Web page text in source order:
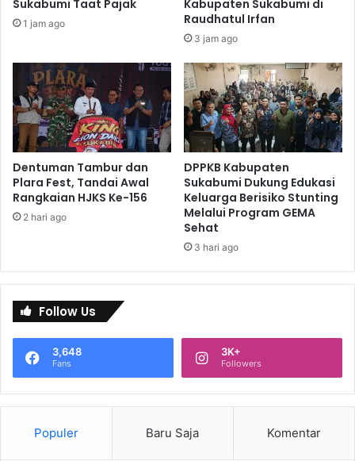
Sukabumi Taat Pajak
1 jam ago
Kabupaten Sukabumi di
Raudhatul Irfan
3 jam ago
Dentuman Tambur dan
Plara Fest, Tandai Awal
Rangkaian HJKS Ke-156
2 hari ago
DPPKB Kabupaten
Sukabumi Dukung Edukasi
Keluarga Berisiko Stunting
Melalui Program GEMA
Sehat
3 hari ago
Follow Us
3,648
Fans
3K+
Followers
Populer Baru Saja Komentar